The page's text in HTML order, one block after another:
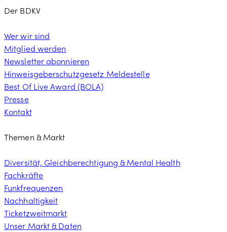
Der BDKV
Wer wir sind
Mitglied werden
Newsletter abonnieren
Hinweisgeberschutzgesetz Meldestelle
Best Of Live Award (BOLA)
Presse
Kontakt
Themen & Markt
Diversität, Gleichberechtigung & Mental Health
Fachkräfte
Funkfrequenzen
Nachhaltigkeit
Ticketzweitmarkt
Unser Markt & Daten